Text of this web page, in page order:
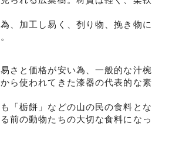
、加工し易く、刳り物、挽き物に
さと価格が安い為、一般的な汁椀
ら使われてきた漆器の代表的な素
「栃餅」などの山の民の食料とな
前の動物たちの大切な食料になっ